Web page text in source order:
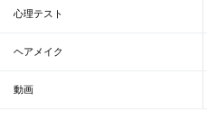
心理テスト
ヘアメイク
動画